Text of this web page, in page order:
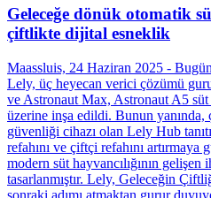
Geleceğe dönük otomatik
çiftlikte dijital esneklik
Maassluis, 24 Haziran 2025 -
Lely, üç heyecan verici çözümü
ve Astronaut Max, Astronaut A5 süt
üzerine inşa edildi. Bunun
güvenliği cihazı olan Lely Hub
refahını ve çiftçi refahını
modern süt hayvancılığının gelişen
tasarlanmıştır. Lely, Geleceğin
sonraki adımı atmaktan gurur